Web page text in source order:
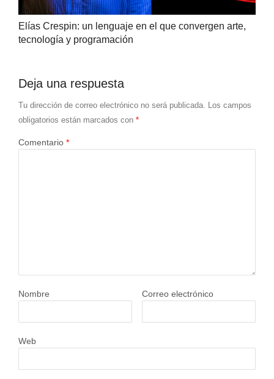
Elías Crespin: un lenguaje en el que convergen arte,
tecnología y programación
Deja una respuesta
Tu dirección de correo electrónico no será publicada. Los campos
obligatorios están marcados con *
Comentario *
Nombre Correo electrónico
Web